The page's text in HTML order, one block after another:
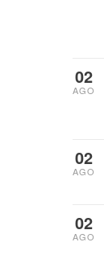
02
AGO
02
AGO
02
AGO